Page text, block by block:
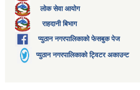
लोक सेवा आयोग
राहदानी बिभाग
प्युठान नगरपालिकाको फेसबुक पेज
प्युठान नगरपालिकाको ट्विटर अकाउन्ट